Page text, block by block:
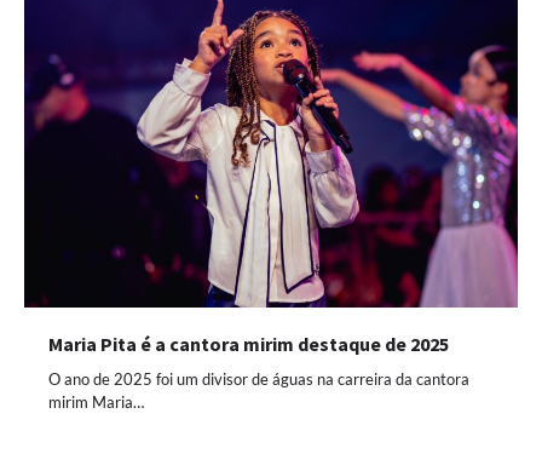
Maria Pita é a cantora mirim destaque de 2025
O ano de 2025 foi um divisor de águas na carreira da cantora
mirim Maria…